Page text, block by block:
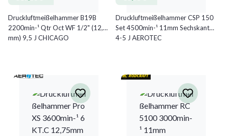
Druckluftmeißelhammer B19B
2200min-¹ Qtr Oct WF 1/2" (12,7
mm) 9,5 J CHICAGO
Druckluftmeißelhammer CSP 150
Set 4500min-¹ 11mm Sechskant
4-5 J AEROTEC